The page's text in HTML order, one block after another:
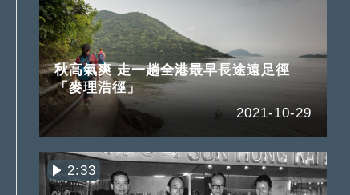
秋高氣爽 走一趟全港最早長途遠足徑
「麥理浩徑」
2021-10-29
2:33